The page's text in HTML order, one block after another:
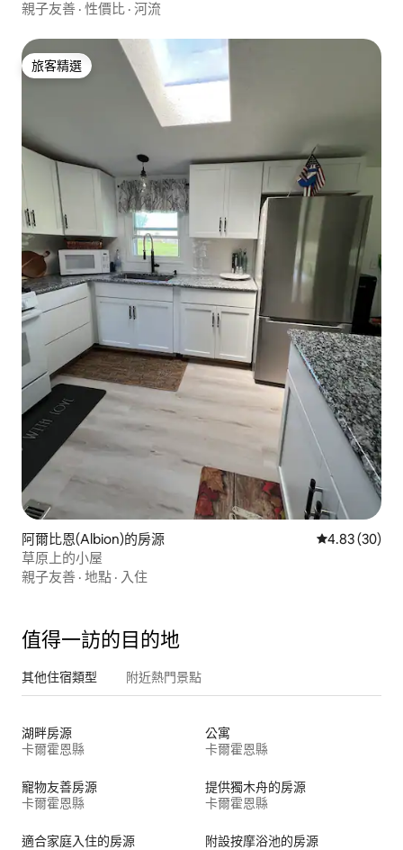
親子友善 · 性價比 · 河流
旅客精選
旅客精選
阿爾比恩(Albion)的房源 從 30 則評價
4.83 (30)
草原上的小屋
親子友善 · 地點 · 入住
值得一訪的目的地
其他住宿類型 附近熱門景點
湖畔房源
卡爾霍恩縣
公寓
卡爾霍恩縣
寵物友善房源
卡爾霍恩縣
提供獨木舟的房源
卡爾霍恩縣
適合家庭入住的房源
附設按摩浴池的房源